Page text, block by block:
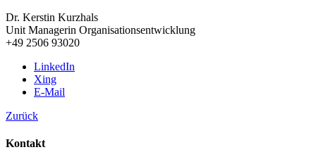
Dr. Kerstin Kurzhals
Unit Managerin Organisationsentwicklung
+49 2506 93020
LinkedIn
Xing
E-Mail
Zurück
Kontakt